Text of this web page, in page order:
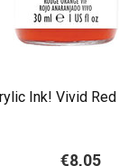
Ink! Vivid
€8,05